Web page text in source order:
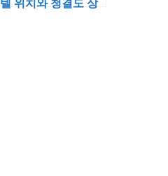
텔 위치와 청결도 상